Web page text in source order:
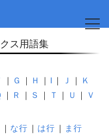
t
o
l
g
ス用語集
Ｇ Ｈ I Ｊ
Ｋ
Ｒ Ｓ Ｔ Ｕ
Ｖ
な行 は行
ま行